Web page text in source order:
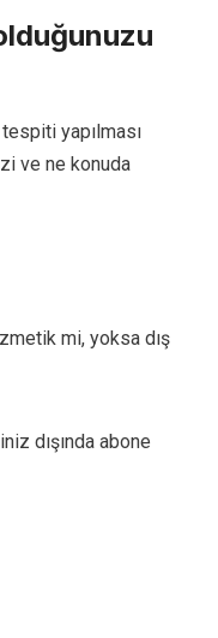
yapılması
ve ne konuda
mi, yoksa dış
dışında abone